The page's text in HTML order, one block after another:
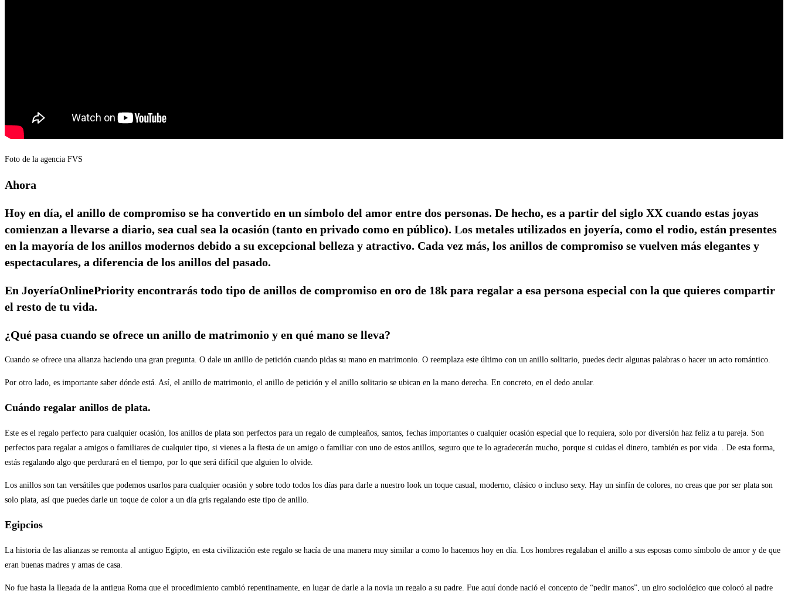
Foto de la agencia FVS
Ahora
Hoy en día, el anillo de compromiso se ha convertido en un símbolo del amor entre dos personas. De hecho, es a partir del siglo XX cuando estas joyas
comienzan a llevarse a diario, sea cual sea la ocasión (tanto en privado como en público). Los metales utilizados en joyería, como el rodio, están presentes
en la mayoría de los anillos modernos debido a su excepcional belleza y atractivo. Cada vez más, los anillos de compromiso se vuelven más elegantes y
espectaculares, a diferencia de los anillos del pasado.
En JoyeríaOnlinePriority encontrarás todo tipo de anillos de compromiso en oro de 18k para regalar a esa persona especial con la que quieres compartir
el resto de tu vida.
¿Qué pasa cuando se ofrece un anillo de matrimonio y en qué mano se lleva?
Cuando se ofrece una alianza haciendo una gran pregunta. O dale un anillo de petición cuando pidas su mano en matrimonio. O reemplaza este último con un anillo solitario, puedes decir algunas palabras o hacer un acto romántico.
Por otro lado, es importante saber dónde está. Así, el anillo de matrimonio, el anillo de petición y el anillo solitario se ubican en la mano derecha. En concreto, en el dedo anular.
Cuándo regalar anillos de plata.
Este es el regalo perfecto para cualquier ocasión, los anillos de plata son perfectos para un regalo de cumpleaños, santos, fechas importantes o cualquier ocasión especial que lo requiera, solo por diversión haz feliz a tu pareja. Son
perfectos para regalar a amigos o familiares de cualquier tipo, si vienes a la fiesta de un amigo o familiar con uno de estos anillos, seguro que te lo agradecerán mucho, porque si cuidas el dinero, también es por vida. . De esta forma,
estás regalando algo que perdurará en el tiempo, por lo que será difícil que alguien lo olvide.
Los anillos son tan versátiles que podemos usarlos para cualquier ocasión y sobre todo todos los días para darle a nuestro look un toque casual, moderno, clásico o incluso sexy. Hay un sinfín de colores, no creas que por ser plata son
solo plata, así que puedes darle un toque de color a un día gris regalando este tipo de anillo.
Egipcios
La historia de las alianzas se remonta al antiguo Egipto, en esta civilización este regalo se hacía de una manera muy similar a como lo hacemos hoy en día. Los hombres regalaban el anillo a sus esposas como símbolo de amor y de que
eran buenas madres y amas de casa.
No fue hasta la llegada de la antigua Roma que el procedimiento cambió repentinamente, en lugar de darle a la novia un regalo a su padre. Fue aquí donde nació el concepto de “pedir manos”, un giro sociológico que colocó al padre